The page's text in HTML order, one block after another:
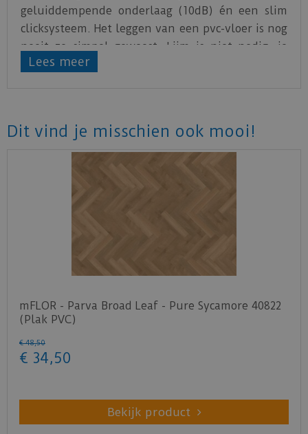
geluiddempende onderlaag (10dB) én een slim
clicksysteem. Het leggen van een pvc-vloer is nog
nooit zo simpel geweest. Lijm is niet nodig, je
plaatst de planken direct op een bestaande
Klik hiervoor de leginstructie.
voor onderhoudsadvies.
nieuwe of huidige meubels? Vraag dan
Lees meer
Dit vind je misschien ook mooi!
mFLOR - Parva Broad Leaf - Pure Sycamore 40822
(Plak PVC)
€ 48,50
€ 34,50
Bekijk product